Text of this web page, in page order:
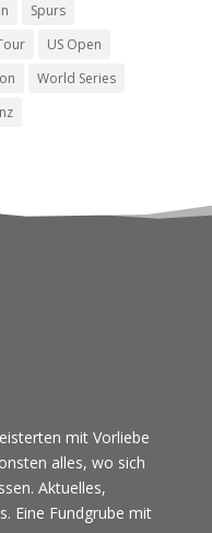
Spurs
US Open
World Series
mit Vorliebe
alles, wo sich
Aktuelles,
Eine Fundgrube mit